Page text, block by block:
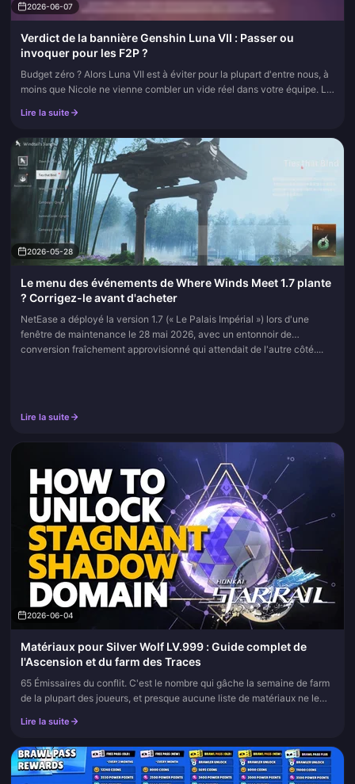
2026-06-07
Verdict de la bannière Genshin Luna VII : Passer ou
invoquer pour les F2P ?
Budget zéro ? Alors Luna VII est à éviter pour la plupart d'entre nous, à
moins que Nicole ne vienne combler un vide réel dans votre équipe. La
Lire la suite
2026-05-28
Le menu des événements de Where Winds Meet 1.7 plante
? Corrigez-le avant d'acheter
NetEase a déployé la version 1.7 (« Le Palais Impérial ») lors d'une
fenêtre de maintenance le 28 mai 2026, avec un entonnoir de
conversion fraîchement approvisionné qui attendait de l'autre côté....
Lire la suite
2026-06-04
Matériaux pour Silver Wolf LV.999 : Guide complet de
l'Ascension et du farm des Traces
65 Émissaires du conflit. C'est le nombre qui gâche la semaine de farm
de la plupart des joueurs, et presque aucune liste de matériaux ne le
Lire la suite